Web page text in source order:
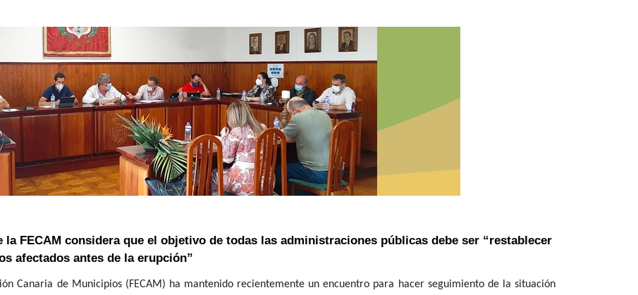
la FECAM considera que el objetivo de todas las administraciones públicas debe ser “restablecer
afectados antes de la erupción”
Canaria de Municipios (FECAM) ha mantenido recientemente un encuentro para hacer seguimiento de la situación